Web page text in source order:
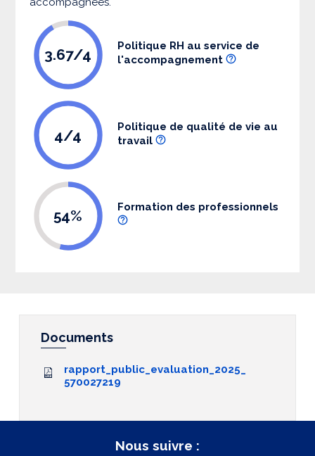
3.67/4
Politique RH au service de
l'accompagnement
4/4
Politique de qualité de vie au
travail
54% Formation des professionnels
Documents
rapport_public_evaluation_2025_
570027219
Nous suivre :